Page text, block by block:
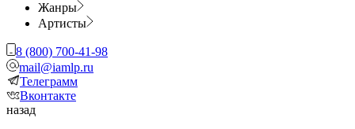
Жанры
Артисты
8 (800) 700-41-98
mail@iamlp.ru
Телеграмм
Вконтакте
назад